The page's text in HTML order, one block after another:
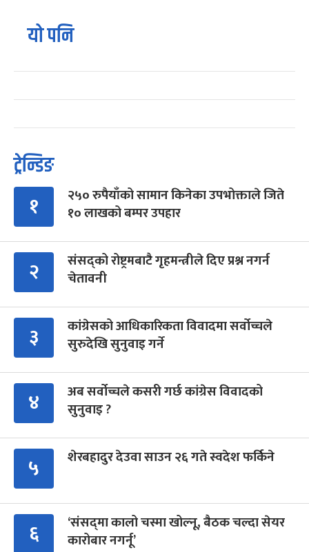
यो पनि
ट्रेन्डिङ
१
२५० रुपैयाँको सामान किनेका उपभोक्ताले जिते
१० लाखको बम्पर उपहार
२
संसद्को रोष्ट्रमबाटै गृहमन्त्रीले दिए प्रश्न नगर्न
चेतावनी
३
कांग्रेसको आधिकारिकता विवादमा सर्वोच्चले
सुरुदेखि सुनुवाइ गर्ने
४
अब सर्वोच्चले कसरी गर्छ कांग्रेस विवादको
सुनुवाइ ?
५ शेरबहादुर देउवा साउन २६ गते स्वदेश फर्किने
६
‘संसद्‍मा कालो चस्मा खोल्नू, बैठक चल्दा सेयर
कारोबार नगर्नू’